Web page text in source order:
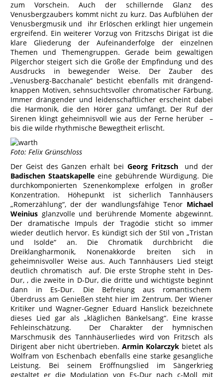
zum Vorschein. Auch der schillernde Glanz des
Venusbergzaubers kommt nicht zu kurz. Das Aufblühen der
Venusbergmusik und ihr Erlöschen erklingt hier ungemein
ergreifend. Ein weiterer Vorzug von Fritzschs Dirigat ist die
klare Gliederung der Aufeinanderfolge der einzelnen
Themen und Themengruppen. Gerade beim gewaltigen
Pilgerchor steigert sich die Größe der Empfindung und des
Ausdrucks in bewegender Weise. Der Zauber des
„Venusberg-Bacchanale“ besticht ebenfalls mit drängend-
knappen Motiven, sehnsuchtsvoller chromatischer Färbung.
Immer drängender und leidenschaftlicher erscheint dabei
die Harmonik, die den Hörer ganz umfängt. Der Ruf der
Sirenen klingt geheimnisvoll wie aus der Ferne herüber –
bis die wilde rhythmische Bewegtheit erlischt.
Foto: Felix Grünschloss
Der Geist des Ganzen erhält bei Georg Fritzschund der
Badischen Staatskapelle eine gebührende Würdigung. Die
durchkomponierten Szenenkomplexe erfolgen in großer
Konzentration. Höhepunkt ist sicherlich Tannhäusers
„Romerzählung“, der der wandlungsfähige Tenor Michael
Weinius glanzvolle und berührende Momente abgewinnt.
Der dramatische Impuls der Tragödie sticht so immer
wieder deutlich hervor. Es kündigt sich der Stil von „Tristan
und Isolde“ an. Die Chromatik durchbricht die
Dreiklangharmonik, Nonenakkorde breiten sich in
geheimnisvoller Weise aus. Auch Tannhäusers Lied steigt
deutlich chromatisch auf. Die erste Strophe steht in Des-
Dur, , die zweite in D-Dur, die dritte und wichtigste beginnt
dann in Es-Dur. Die Befreiung aus romantischem
Überdruss am Genießen steht hier im Zentrum. Der Wiener
Kritiker und Wagner-Gegner Eduard Hanslick bezeichnete
dieses Lied gar als „kläglichen Bänkelsang“. Eine krasse
Fehleinschätzung. Der Charakter der hymnischen
Marschmusik des Tannhäuserliedes wird von Fritzsch als
Dirigent aber nicht übertrieben. Armin Kolarczyk bietet als
Wolfram von Eschenbach ebenfalls eine starke gesangliche
Leistung. Bei seinem Eröffnungslied im Sängerkrieg
gestaltet er die Modulation von Es-Dur nach c-Moll mit